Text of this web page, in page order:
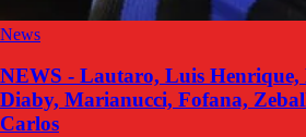
News
NEWS - Lautaro, Luis Henrique,
Diaby, Marianucci, Fofana,
Carlos